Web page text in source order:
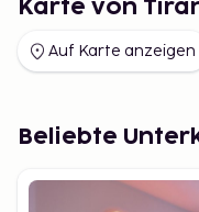
Karte von
Auf Karte anzeigen
Beliebte